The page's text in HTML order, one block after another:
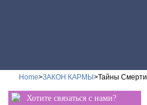
Home>ЗАКОН КАРМЫ >Тайны Смерти
Хотите связаться с нами?